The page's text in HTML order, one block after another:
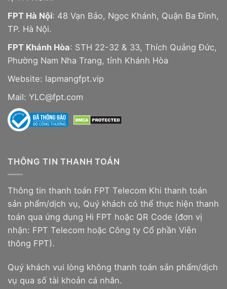
FPT Hà Nội: 48 Vạn Bảo, Ngọc Khánh, Quận Ba Đình,
TP. Hà Nội.
FPT Khánh Hòa: STH 22-32 & 33, Thích Quảng Đức,
Phường Nam Nha Trang, tỉnh Khánh Hòa
Website: lapmangfpt.vip
Mail: YLC@fpt.com
THÔNG TIN THANH TOÁN
Thông tin thanh toán FPT Telecom Khi thanh toán
sản phẩm/dịch vụ, Quý khách có thể thực hiện thanh
toán qua ứng dụng Hi FPT hoặc QR Code (đơn vị
nhận: FPT Telecom hoặc Công ty Cổ phần Viễn
thông FPT).
Quý khách vui lòng không thanh toán sản phẩm/dịch
vụ qua số tài khoản cá nhân.